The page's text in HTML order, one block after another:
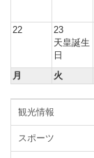
22
23
天皇誕生
日
月 火
観光情報
スポーツ